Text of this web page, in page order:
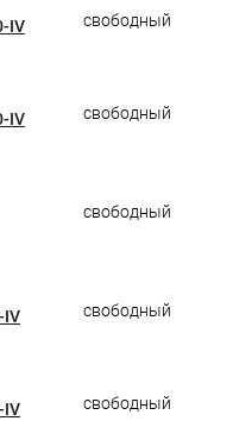
IV
свободный
IV
свободный
свободный
IV
свободный
IV
свободный